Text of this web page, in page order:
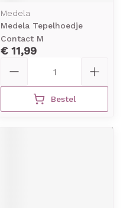
Medela
Medela Tepelhoedje
Contact M
€ 11,99
Bestel